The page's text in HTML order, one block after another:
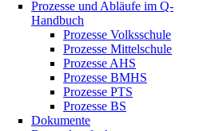
Prozesse und Abläufe im Q-
Handbuch
Prozesse Volksschule
Prozesse Mittelschule
Prozesse AHS
Prozesse BMHS
Prozesse PTS
Prozesse BS
Dokumente